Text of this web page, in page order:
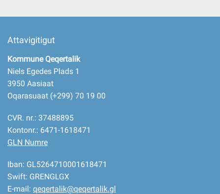
Attavigitigut
Kommune Qeqertalik
Niels Egedes Plads 1
3950 Aasiaat
Oqarasuaat (+299) 70 19 00
CVR. nr.: 37488895
Kontonr.: 6471-1618471
GLN Numre
Iban: GL5264710001618471
Swift: GRENGLGX
E-mail: qeqertalik@qeqertalik.gl